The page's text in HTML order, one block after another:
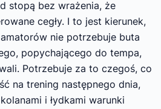
stopą bez wrażenia, że
cegły. I to jest kierunek,
nie potrzebuje buta
popychającego do tempa,
Potrzebuje za to czegoś, co
na trening następnego dnia,
i łydkami warunki